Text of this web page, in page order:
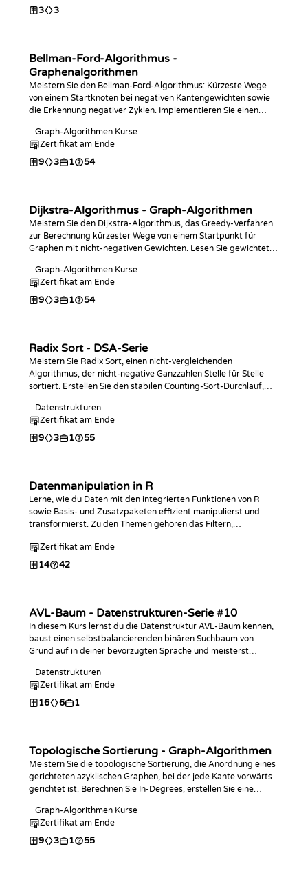
3 3
Bellman-Ford-Algorithmus -
Graphenalgorithmen
Meistern Sie den Bellman-Ford-Algorithmus: Kürzeste Wege
von einem Startknoten bei negativen Kantengewichten sowie
die Erkennung negativer Zyklen. Implementieren Sie einen
Programmiersprache Ihrer Wahl und beantworten Sie
Abfragen zu Distanzen und Zyklen.
Graph-Algorithmen Kurse
Zertifikat am Ende
9 3 1 54
Dijkstra-Algorithmus - Graph-Algorithmen
Meistern Sie den Dijkstra-Algorithmus, das Greedy-Verfahren
zur Berechnung kürzester Wege von einem Startpunkt für
Graphen mit nicht-negativen Gewichten. Lesen Sie gewichtete
Distanzberechnung in der Programmiersprache Ihrer Wahl und
beantworten Sie Punkt-zu-Punkt- sowie Anfragen zum am
weitesten entfernten Knoten.
Graph-Algorithmen Kurse
Zertifikat am Ende
9 3 1 54
Radix Sort - DSA-Serie
Meistern Sie Radix Sort, einen nicht-vergleichenden
Algorithmus, der nicht-negative Ganzzahlen Stelle für Stelle
sortiert. Erstellen Sie den stabilen Counting-Sort-Durchlauf,
Programmiersprache Ihrer Wahl, analysieren Sie sein lineares
Zeitverhalten und üben Sie mit Coding-Challenges.
Datenstrukturen
Zertifikat am Ende
9 3 1 55
Datenmanipulation in R
Lerne, wie du Daten mit den integrierten Funktionen von R
sowie Basis- und Zusatzpaketen effizient manipulierst und
transformierst. Zu den Themen gehören das Filtern,
Zertifikat am Ende
14 42
AVL-Baum - Datenstrukturen-Serie #10
In diesem Kurs lernst du die Datenstruktur AVL-Baum kennen,
baust einen selbstbalancierenden binären Suchbaum von
Grund auf in deiner bevorzugten Sprache und meisterst
Datenstrukturen
Zertifikat am Ende
16 6 1
Topologische Sortierung - Graph-Algorithmen
Meistern Sie die topologische Sortierung, die Anordnung eines
gerichteten azyklischen Graphen, bei der jede Kante vorwärts
gerichtet ist. Berechnen Sie In-Degrees, erstellen Sie eine
Programmiersprache Ihrer Wahl, erkennen Sie Zyklen und
finden Sie den längsten Pfad in einem DAG.
Graph-Algorithmen Kurse
Zertifikat am Ende
9 3 1 55